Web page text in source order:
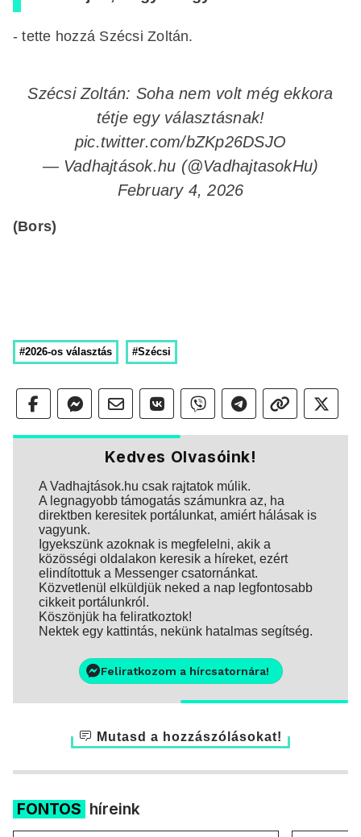
- tette hozzá Szécsi Zoltán.
Szécsi Zoltán: Soha nem volt még ekkora
tétje egy választásnak!
pic.twitter.com/bZKp26DSJO
— Vadhajtások.hu (@VadhajtasokHu)
February 4, 2026
(Bors)
#2026-os választás #Szécsi
Kedves Olvasóink!
A Vadhajtások.hu csak rajtatok múlik.
A legnagyobb támogatás számunkra az, ha
direktben keresitek portálunkat, amiért hálásak is
vagyunk.
Igyekszünk azoknak is megfelelni, akik a
közösségi oldalakon keresik a híreket, ezért
elindítottuk a Messenger csatornánkat.
Közvetlenül elküldjük neked a nap legfontosabb
cikkeit portálunkról.
Köszönjük ha feliratkoztok!
Nektek egy kattintás, nekünk hatalmas segítség.
Feliratkozom a hírcsatornára!
Mutasd a hozzászólásokat!
FONTOS híreink